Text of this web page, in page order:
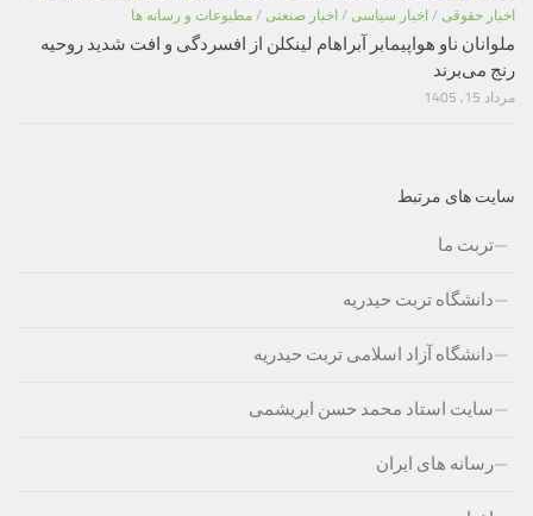
اخبار حقوقی / اخبار سیاسی / اخبار صنعتی / مطبوعات و رسانه ها
ملوانان ناو هواپیمابر آبراهام لینکلن از افسردگی و افت شدید روحیه
رنج می‌برند
مرداد 15, 1405
سایت های مرتبط
تربت ما
دانشگاه تربت حیدریه
دانشگاه آزاد اسلامی تربت حیدریه
سایت استاد محمد حسن ابریشمی
رسانه های ایران